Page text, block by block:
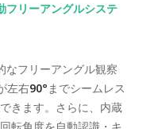
フリーアングルシステ
なフリーアングル観察
左右90°までシームレス
きます。さらに、内蔵